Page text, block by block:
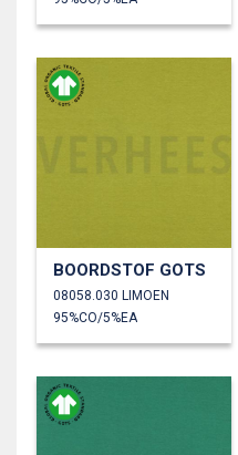
BOORDSTOF GOTS
08058.030 LIMOEN
95%CO/5%EA